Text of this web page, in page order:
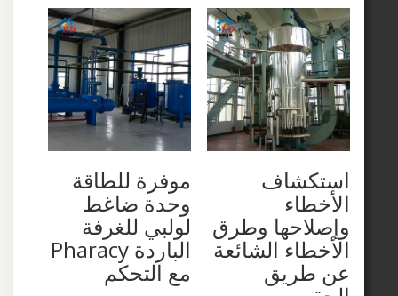
وطرق
الشائعة
موفرة للطاقة
وحدة ضاغط
لولبي للغرفة
الباردة Pharacy
مع التحكم